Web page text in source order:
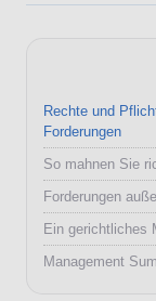
Rechte und
Forderungen
So mahnen Sie
Forderungen
Ein gerichtliches
Management